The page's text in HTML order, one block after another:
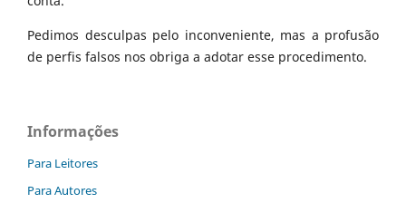
Pedimos desculpas pelo inconveniente, mas a profusão
de perfis falsos nos obriga a adotar esse procedimento.
Informações
Para Leitores
Para Autores